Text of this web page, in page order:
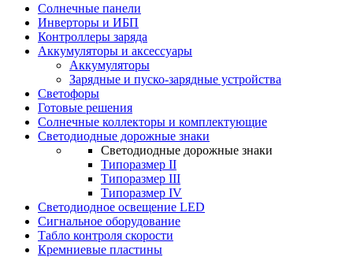
Солнечные панели
Инверторы и ИБП
Контроллеры заряда
Аккумуляторы и аксессуары
Аккумуляторы
Зарядные и пуско-зарядные устройства
Светофоры
Готовые решения
Солнечные коллекторы и комплектующие
Светодиодные дорожные знаки
Светодиодные дорожные знаки
Типоразмер II
Типоразмер III
Типоразмер IV
Светодиодное освещение LED
Сигнальное оборудование
Табло контроля скорости
Кремниевые пластины